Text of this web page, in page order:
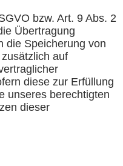
bzw. Art. 9 Abs. 2
Übertragung
die Speicherung von
auf
diese zur Erfüllung
unseres berechtigten
dieser